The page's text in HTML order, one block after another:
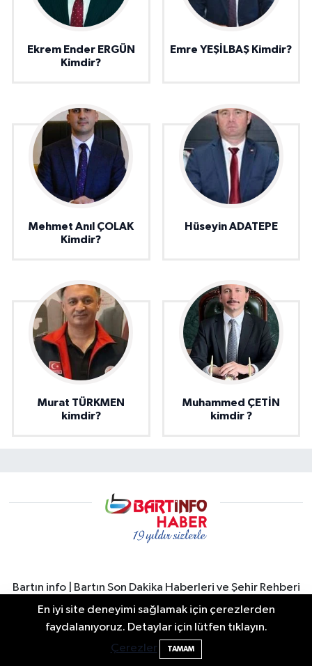
Ekrem Ender ERGÜN
Kimdir?
Emre YEŞİLBAŞ Kimdir?
Mehmet Anıl ÇOLAK
Kimdir?
Hüseyin ADATEPE
Murat TÜRKMEN
kimdir?
Muhammed ÇETİN
kimdir ?
Bartın info | Bartın Son Dakika Haberleri ve Şehir Rehberi
Bartın’da yaşanan son dakika gelişmeleri, trafik kazaları,
yerel gündem, resmi duyurular ve şehir yaşamına dair
tüm önemli haberler Bartın İnfo’da. Bartın merkez başta
olmak üzere Amasra, Kurucaşile ve Ulus ilçelerinden
En iyi site deneyimi sağlamak için çerezlerden
faydalanıyoruz. Detaylar için lütfen tıklayın.
Çerezler
TAMAM
10:43 Bartın Sahillerinde 2 Ayda 271 Kişi
Ölümden Döndü